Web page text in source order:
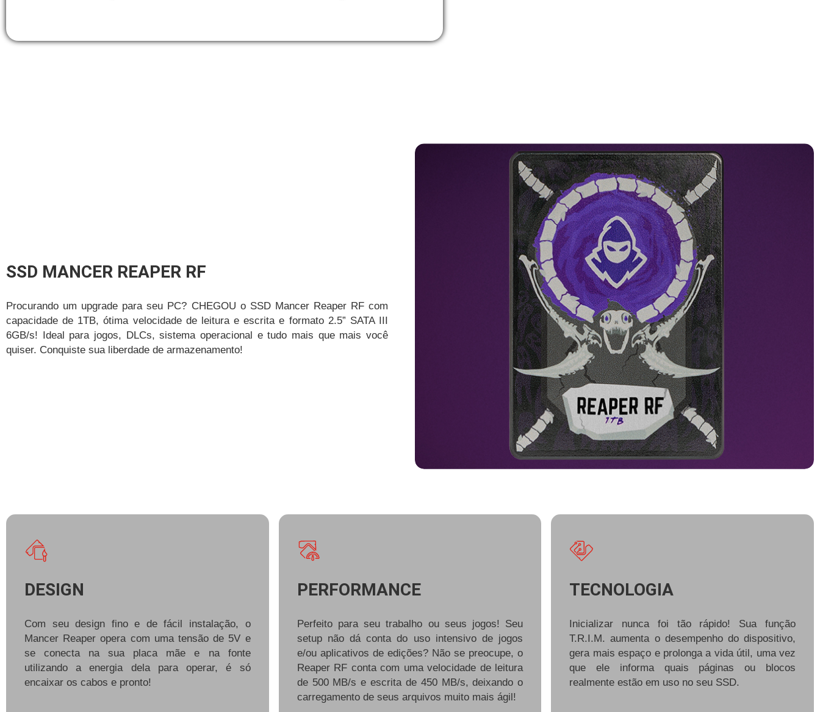
SSD MANCER REAPER RF
Procurando um upgrade para seu PC? CHEGOU o SSD Mancer Reaper RF com
capacidade de 1TB, ótima velocidade de leitura e escrita e formato 2.5” SATA III
6GB/s! Ideal para jogos, DLCs, sistema operacional e tudo mais que mais você
quiser. Conquiste sua liberdade de armazenamento!
DESIGN
Com seu design fino e de fácil instalação, o
Mancer Reaper opera com uma tensão de 5V e
se conecta na sua placa mãe e na fonte
utilizando a energia dela para operar, é só
encaixar os cabos e pronto!
PERFORMANCE
Perfeito para seu trabalho ou seus jogos! Seu
setup não dá conta do uso intensivo de jogos
e/ou aplicativos de edições? Não se preocupe, o
Reaper RF conta com uma velocidade de leitura
de 500 MB/s e escrita de 450 MB/s, deixando o
carregamento de seus arquivos muito mais ágil!
TECNOLOGIA
Inicializar nunca foi tão rápido! Sua função
T.R.I.M. aumenta o desempenho do dispositivo,
gera mais espaço e prolonga a vida útil, uma vez
que ele informa quais páginas ou blocos
realmente estão em uso no seu SSD.